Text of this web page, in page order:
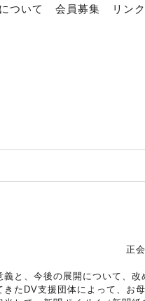
ついて 会員募集
リンク
正
と、今後の展開について、改
たDV支援団体によって、お